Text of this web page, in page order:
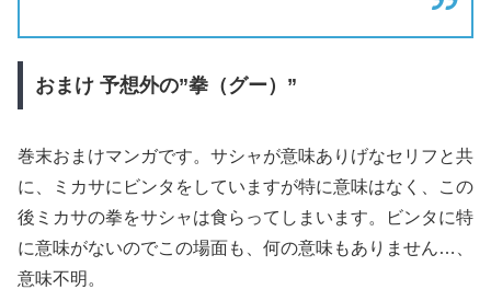
おまけ 予想外の”拳（グー）”
巻末おまけマンガです。サシャが意味ありげなセリフと共
に、ミカサにビンタをしていますが特に意味はなく、この
後ミカサの拳をサシャは食らってしまいます。ビンタに特
に意味がないのでこの場面も、何の意味もありません…、
意味不明。